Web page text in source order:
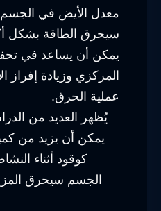
معدل الأيض في
سيحرق الطاقة بشكل
يمكن أن يساعد في
المركزي وزيادة إفراز
عملية الحرق.
يُظهر العديد من
يمكن أن يزيد من
كوقود أثناء
الجسم سيحرق